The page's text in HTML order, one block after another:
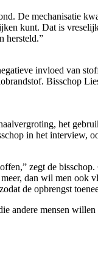
De mechanisatie
kunt. Dat is
hersteld.”
invloed van
Bisschop
het
in het interview,
zegt de
dan wil men ook
de opbrengst
mensen